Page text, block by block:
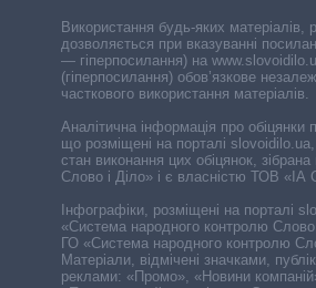
Використання будь-яких матеріалів,
дозволяється при вказуванні
— гіперпосилання) на
(гіперпосилання) обов’язкове
часткового використання матеріалів.
Аналітична інформація про обіцянки
що розміщені на порталі slovoidilo.ua,
стан виконання цих обіцянок,
Слово і Діло» і є власністю ТОВ «ІА
Інфографіки, розміщені на порталі
«Система народного контролю Слово
ГО «Система народного контролю
Матеріали, відмічені значками,
реклами: «Промо», «Новини